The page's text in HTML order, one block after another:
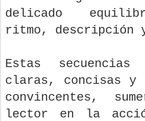
en un guion
delicado
Estas
claras, concisas y
convincentes,